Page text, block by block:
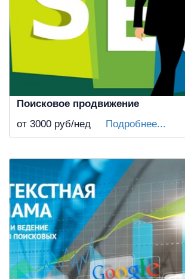
Поисковое продвижение
от 3000 руб/нед Подробнее...